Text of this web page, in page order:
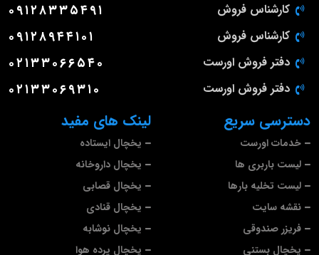
لینک های مفید
یخچال ایستاده
یخچال داروخانه
یخچال قصابی
یخچال قنادی
یخچال نوشابه
یخچال پرده هوا
دسترسی سریع
خدمات اورست
لیست باربری ها
لیست تخلیه بارها
نقشه سایت
فریزر صندوقی
یخچال بستنی
کارشناس فروش ۰۹۱۲۸۳۳۵۴۹۱
کارشناس فروش ۰۹۱۲۸۹۴۴۱۰۱
دفتر فروش اورست ۰۲۱۳۳۰۶۶۵۴۰
دفتر فروش اورست ۰۲۱۳۳۰۶۹۳۱۰